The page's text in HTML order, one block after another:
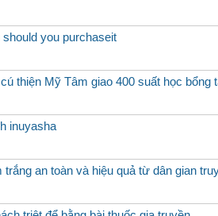
you purchaseit
thiện Mỹ Tâm giao 400 suất học bổng
inuyasha
trắng an toàn và hiệu quả từ dân gian